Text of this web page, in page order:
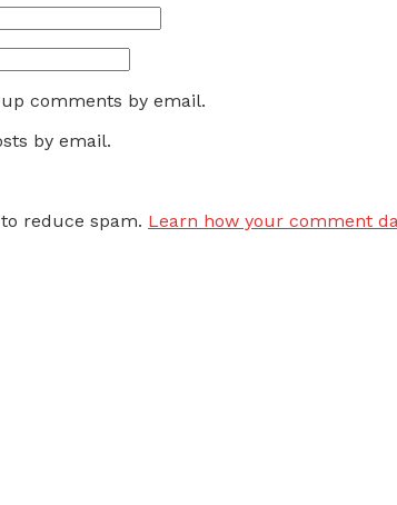
comments by email.
by email.
reduce spam. Learn how your comment